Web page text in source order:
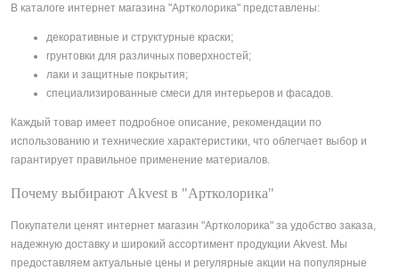
В каталоге интернет магазина "Артколорика" представлены:
декоративные и структурные краски;
грунтовки для различных поверхностей;
лаки и защитные покрытия;
специализированные смеси для интерьеров и фасадов.
Каждый товар имеет подробное описание, рекомендации по
использованию и технические характеристики, что облегчает выбор и
гарантирует правильное применение материалов.
Почему выбирают Akvest в "Артколорика"
Покупатели ценят интернет магазин "Артколорика" за удобство заказа,
надежную доставку и широкий ассортимент продукции Akvest. Мы
предоставляем актуальные цены и регулярные акции на популярные